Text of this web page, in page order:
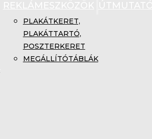
PLAKÁTKERET,
PLAKÁTTARTÓ,
POSZTERKERET
MEGÁLLÍTÓTÁBLÁK